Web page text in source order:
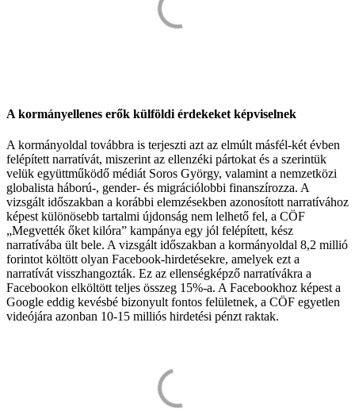
A kormányellenes erők külföldi érdekeket képviselnek
A kormányoldal továbbra is terjeszti azt az elmúlt másfél-két évben
felépített narratívát, miszerint az ellenzéki pártokat és a szerintük
velük együttműködő médiát Soros György, valamint a nemzetközi
globalista háború-, gender- és migrációlobbi finanszírozza. A
vizsgált időszakban a korábbi elemzésekben azonosított narratívához
képest különösebb tartalmi újdonság nem lelhető fel, a CÖF
„Megvették őket kilóra” kampánya egy jól felépített, kész
narratívába ült bele. A vizsgált időszakban a kormányoldal 8,2 millió
forintot költött olyan Facebook-hirdetésekre, amelyek ezt a
narratívát visszhangozták. Ez az ellenségképző narratívákra a
Facebookon elköltött teljes összeg 15%-a. A Facebookhoz képest a
Google eddig kevésbé bizonyult fontos felületnek, a CÖF egyetlen
videójára azonban 10-15 milliós hirdetési pénzt raktak.